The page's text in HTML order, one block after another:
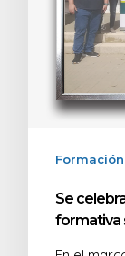
Formación
Se
formativa